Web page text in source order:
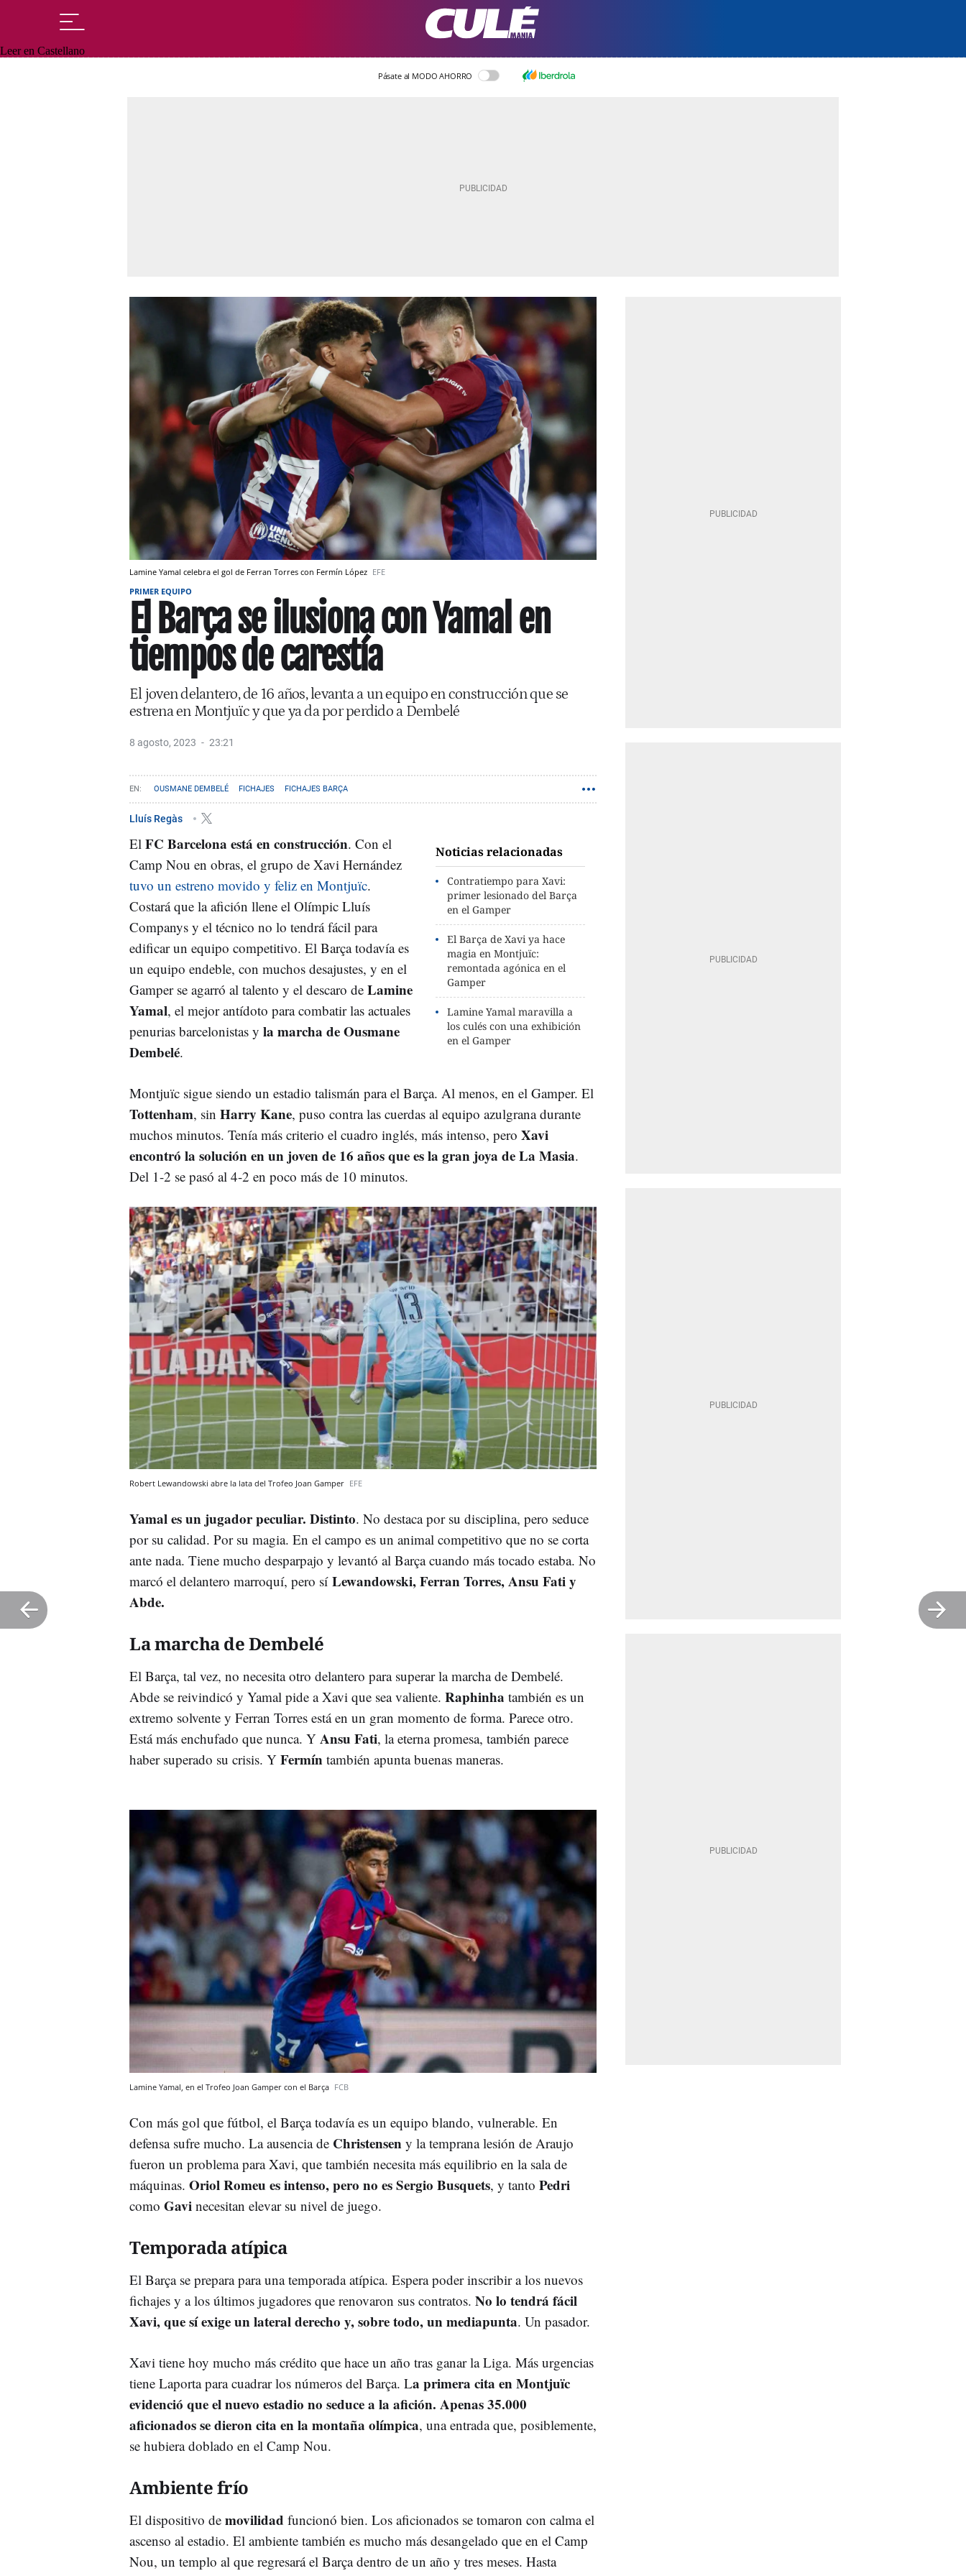
Leer en Castellano
Pásate al MODO AHORRO
Lamine Yamal celebra el gol de Ferran Torres con Fermín López EFE
PRIMER EQUIPO
El Barça se ilusiona con Yamal en
tiempos de carestía
El joven delantero, de 16 años, levanta a un equipo en construcción que se
estrena en Montjuïc y que ya da por perdido a Dembelé
8 agosto, 2023 23:21
OUSMANE DEMBELÉ FICHAJES FICHAJES BARÇA
Lluís Regàs
Noticias relacionadas
Contratiempo para Xavi:
primer lesionado del Barça
en el Gamper
El Barça de Xavi ya hace
magia en Montjuïc:
remontada agónica en el
Gamper
Lamine Yamal maravilla a
los culés con una exhibición
en el Gamper
El FC Barcelona está en construcción. Con el
Camp Nou en obras, el grupo de Xavi Hernández
tuvo un estreno movido y feliz en Montjuïc.
Costará que la afición llene el Olímpic Lluís
Companys y el técnico no lo tendrá fácil para
edificar un equipo competitivo. El Barça todavía es
un equipo endeble, con muchos desajustes, y en el
Gamper se agarró al talento y el descaro de Lamine
Yamal, el mejor antídoto para combatir las actuales
penurias barcelonistas y la marcha de Ousmane
Dembelé.
Montjuïc sigue siendo un estadio talismán para el Barça. Al menos, en el Gamper. El
Tottenham, sin Harry Kane, puso contra las cuerdas al equipo azulgrana durante
muchos minutos. Tenía más criterio el cuadro inglés, más intenso, pero Xavi
encontró la solución en un joven de 16 años que es la gran joya de La Masia.
Del 1-2 se pasó al 4-2 en poco más de 10 minutos.
Robert Lewandowski abre la lata del Trofeo Joan Gamper EFE
Yamal es un jugador peculiar. Distinto. No destaca por su disciplina, pero seduce
por su calidad. Por su magia. En el campo es un animal competitivo que no se corta
ante nada. Tiene mucho desparpajo y levantó al Barça cuando más tocado estaba. No
marcó el delantero marroquí, pero sí Lewandowski, Ferran Torres, Ansu Fati y
Abde.
La marcha de Dembelé
El Barça, tal vez, no necesita otro delantero para superar la marcha de Dembelé.
Abde se reivindicó y Yamal pide a Xavi que sea valiente. Raphinha también es un
extremo solvente y Ferran Torres está en un gran momento de forma. Parece otro.
Está más enchufado que nunca. Y Ansu Fati, la eterna promesa, también parece
haber superado su crisis. Y Fermín también apunta buenas maneras.
Lamine Yamal, en el Trofeo Joan Gamper con el Barça FCB
Con más gol que fútbol, el Barça todavía es un equipo blando, vulnerable. En
defensa sufre mucho. La ausencia de Christensen y la temprana lesión de Araujo
fueron un problema para Xavi, que también necesita más equilibrio en la sala de
máquinas. Oriol Romeu es intenso, pero no es Sergio Busquets, y tanto Pedri
como Gavi necesitan elevar su nivel de juego.
Temporada atípica
El Barça se prepara para una temporada atípica. Espera poder inscribir a los nuevos
fichajes y a los últimos jugadores que renovaron sus contratos. No lo tendrá fácil
Xavi, que sí exige un lateral derecho y, sobre todo, un mediapunta. Un pasador.
Xavi tiene hoy mucho más crédito que hace un año tras ganar la Liga. Más urgencias
tiene Laporta para cuadrar los números del Barça. La primera cita en Montjuïc
evidenció que el nuevo estadio no seduce a la afición. Apenas 35.000
aficionados se dieron cita en la montaña olímpica, una entrada que, posiblemente,
se hubiera doblado en el Camp Nou.
Ambiente frío
El dispositivo de movilidad funcionó bien. Los aficionados se tomaron con calma el
ascenso al estadio. El ambiente también es mucho más desangelado que en el Camp
Nou, un templo al que regresará el Barça dentro de un año y tres meses. Hasta